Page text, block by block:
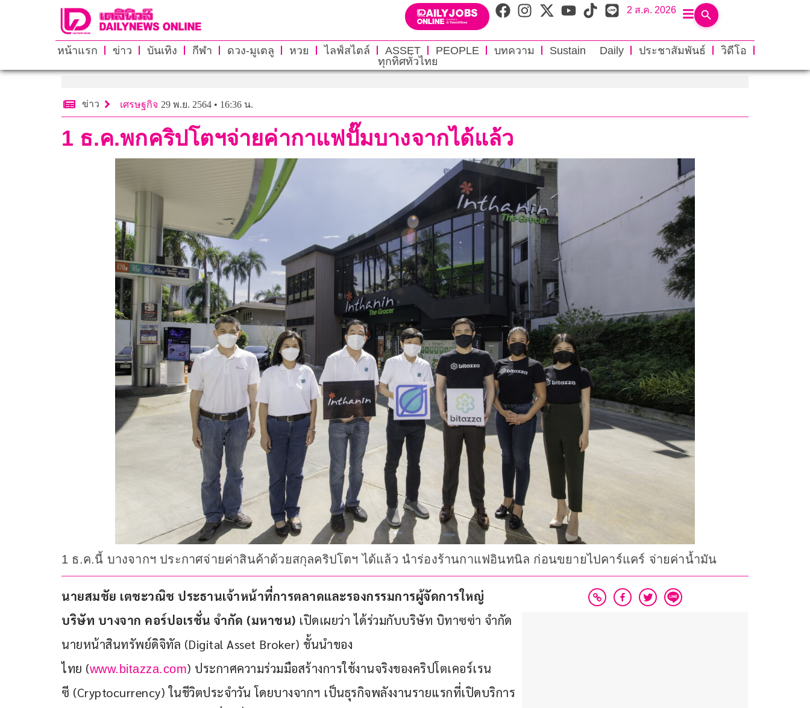
2 ส.ค. 2026
หน้าแรก ข่าว บันเทิง กีฬา ดวง-มูเตลู หวย ไลฟ์สไตล์ ASSET PEOPLE บทความ Sustain Daily ประชาสัมพันธ์
วิดีโอ
ทุกทิศทั่วไทย
ข่าว เศรษฐกิจ 29 พ.ย. 2564 • 16:36 น.
1 ธ.ค.พกคริปโตฯจ่ายค่ากาแฟปั๊มบางจากได้แล้ว
1 ธ.ค.นี้ บางจากฯ ประกาศจ่ายค่าสินค้าด้วยสกุลคริปโตฯ ได้แล้ว นำร่องร้านกาแฟอินทนิล ก่อนขยายไปคาร์แคร์ จ่ายค่าน้ำมัน
นายสมชัย เตชะวณิช ประธานเจ้าหน้าที่การตลาดและรองกรรมการผู้จัดการใหญ่
บริษัท บางจาก คอร์ปอเรชั่น จำกัด (มหาชน) เปิดเผยว่า ได้ร่วมกับบริษัท บิทาซซ่า จำกัด
นายหน้าสินทรัพย์ดิจิทัล (Digital Asset Broker) ชั้นนำของ
ไทย (www.bitazza.com) ประกาศความร่วมมือสร้างการใช้งานจริงของคริปโตเคอร์เรน
ซี (Cryptocurrency) ในชีวิตประจำวัน โดยบางจากฯ เป็นธุรกิจพลังงานรายแรกที่เปิดบริการ